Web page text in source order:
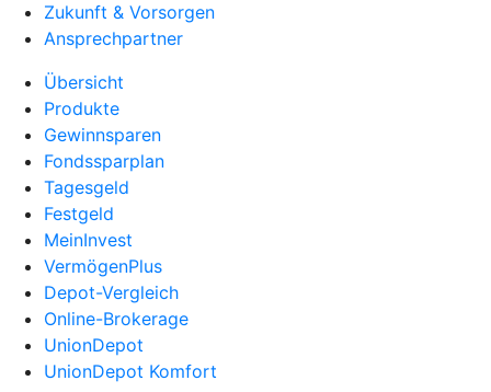
Zukunft & Vorsorgen
Ansprechpartner
Übersicht
Produkte
Gewinnsparen
Fondssparplan
Tagesgeld
Festgeld
MeinInvest
VermögenPlus
Depot-Vergleich
Online-Brokerage
UnionDepot
UnionDepot Komfort